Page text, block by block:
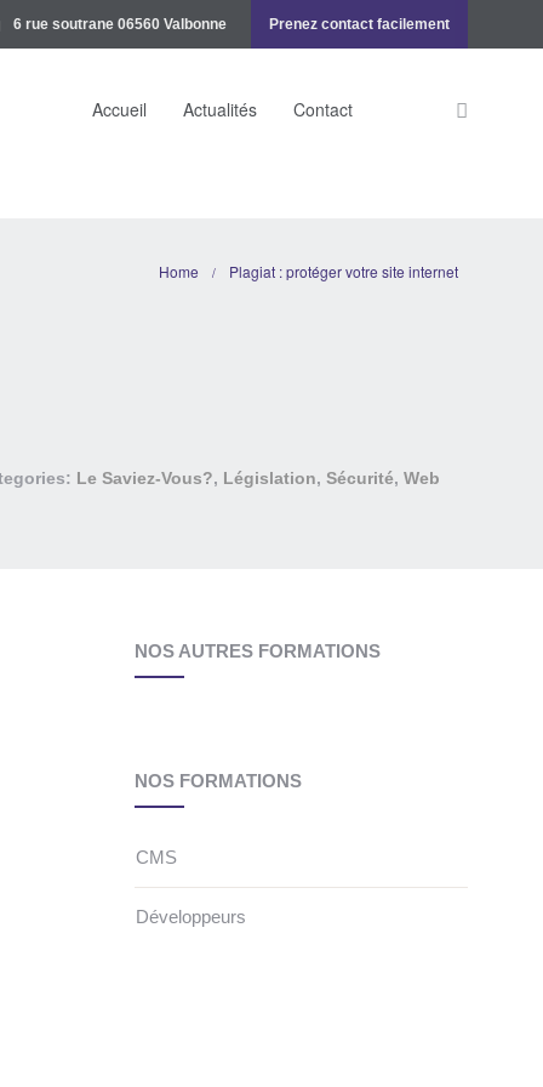
6 rue soutrane 06560 Valbonne Prenez contact facilement
Accueil Actualités Contact
Home / Plagiat : protéger votre site internet
Le Saviez-Vous?, Législation, Sécurité, Web
NOS AUTRES FORMATIONS
NOS FORMATIONS
CMS
Développeurs